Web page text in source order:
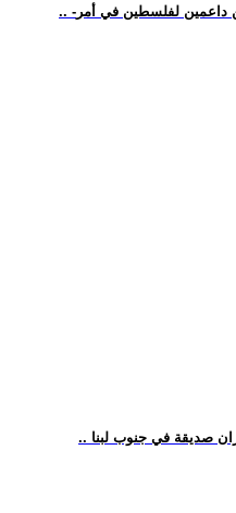
داعمين لفلسطين في أمر
صديقة في جنوب لبنا